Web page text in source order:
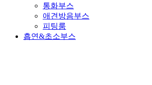
통화부스
애견방음부스
피팅룸
흡연&초소부스